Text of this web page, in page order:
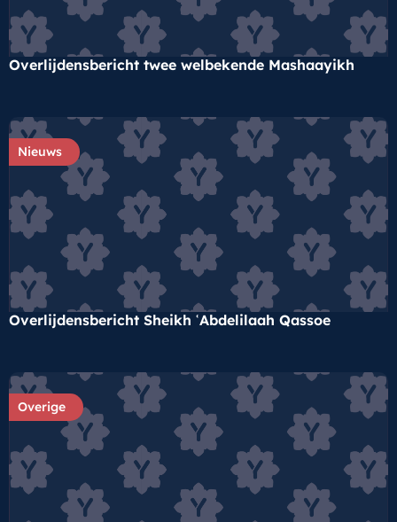
Overlijdensbericht twee welbekende Mashaayikh
Nieuws
Overlijdensbericht Sheikh ʿAbdelilaah Qassoe
Overige